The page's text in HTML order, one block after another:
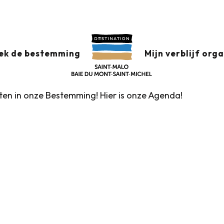
de bestemming Mijn verblijf
favoris
in onze Bestemming! Hier is onze Agenda!